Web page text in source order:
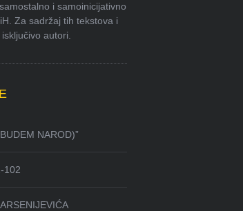
i samoinicijativno
Za sadržaj tih tekstova i
autori.
NAROD)”
102